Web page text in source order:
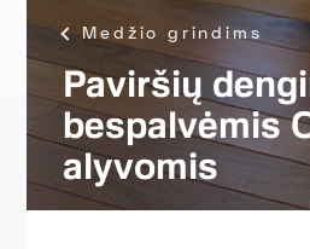
Medžio grindims
Paviršių
bespalvėmis
alyvomis